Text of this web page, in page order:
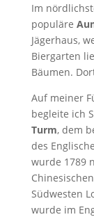
Im
populäre
Jägerhaus,
Biergarten
Bäumen.
Auf meiner
begleite ich
Turm, dem
des
wurde 1789
Südwesten
wurde im